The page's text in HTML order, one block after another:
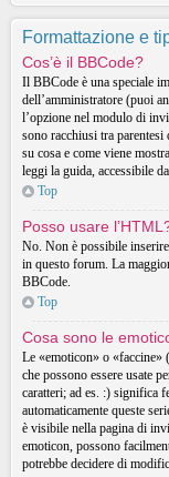
Formattazione e
Cos’è il BBCode?
Il BBCode è una speciale
dell’amministratore (puoi
l’opzione nel modulo di
sono racchiusi tra
su cosa e come viene
leggi la guida, accessibile
Top
Posso usare
No. Non è possibile
in questo forum. La
BBCode.
Top
Cosa sono le
Le «emoticon» o «faccine»
che possono essere usate
caratteri; ad es. :) significa
automaticamente queste
è visibile nella pagina di
emoticon, possono
potrebbe decidere di